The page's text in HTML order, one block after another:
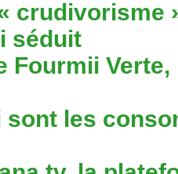
crudivorisme
séduit
Fourmii
sont les